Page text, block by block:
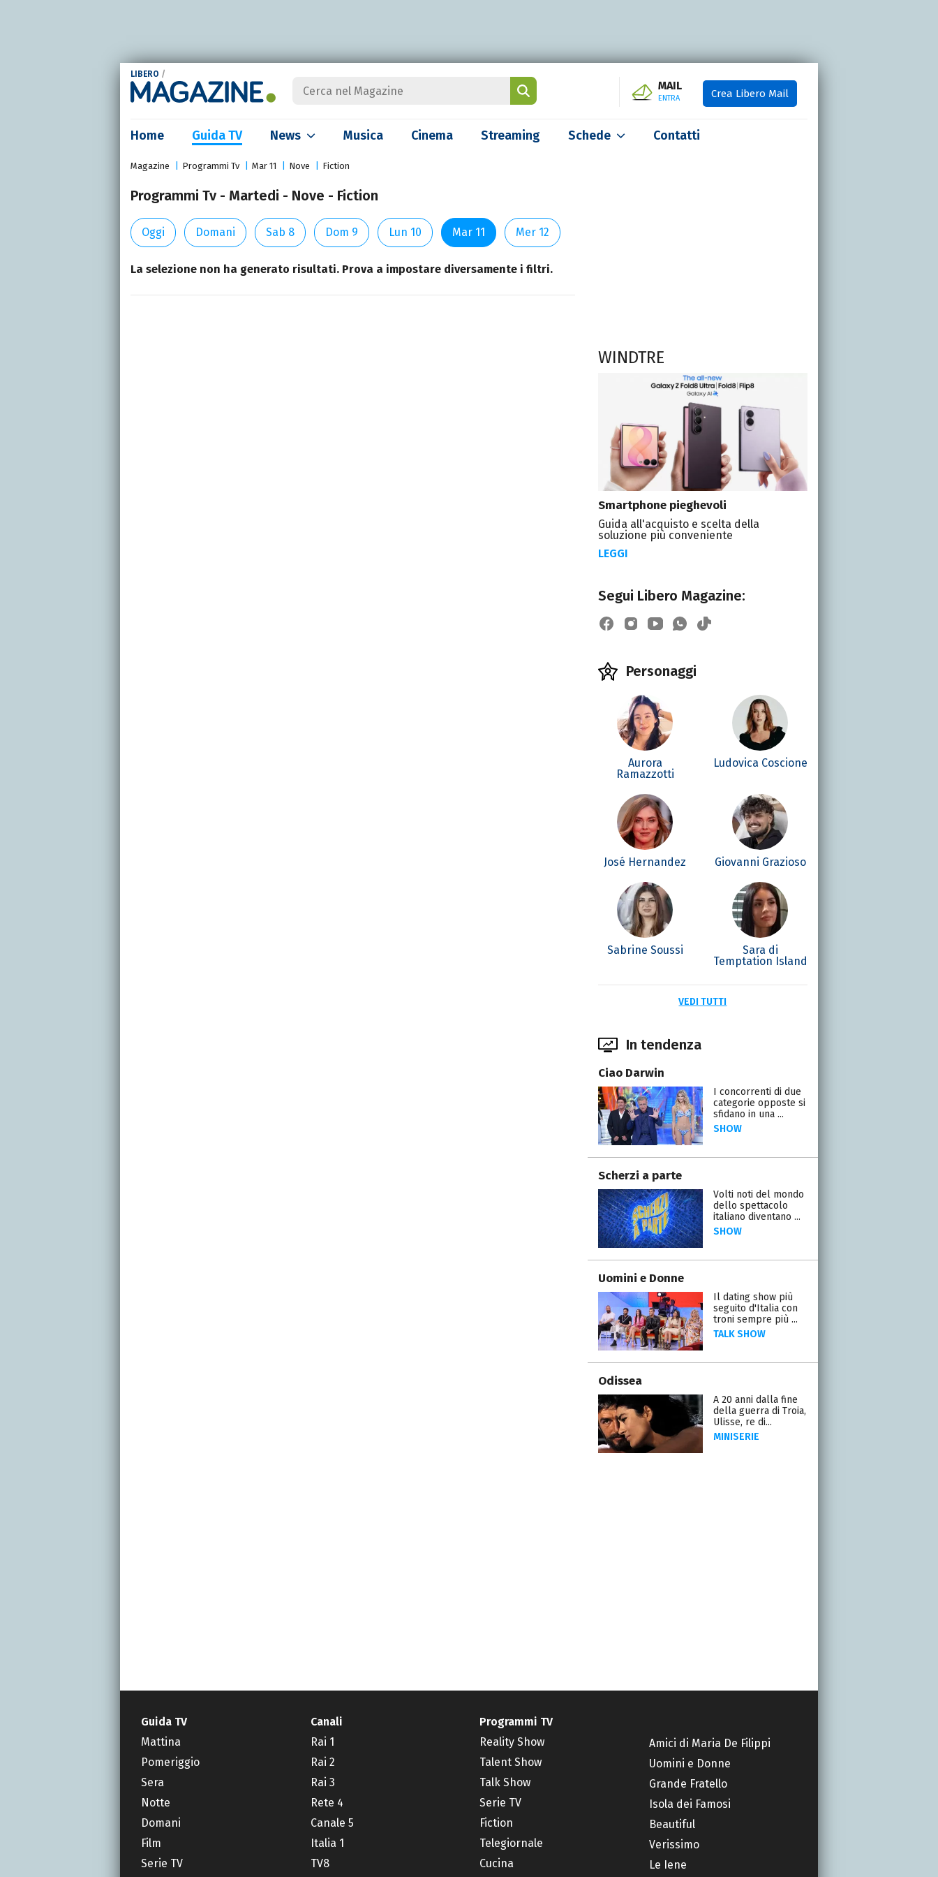
LIBERO /
MAIL
ENTRA Crea Libero Mail
Home Guida TV News Musica Cinema Streaming Schede Contatti
Magazine Programmi Tv Mar 11 Nove Fiction
Programmi Tv - Martedi - Nove - Fiction
Oggi Domani Sab 8 Dom 9 Lun 10 Mar 11 Mer 12
La selezione non ha generato risultati. Prova a impostare diversamente i filtri.
WINDTRE
Smartphone pieghevoli
Guida all'acquisto e scelta della
soluzione più conveniente
LEGGI
Segui Libero Magazine:
Personaggi
Aurora
Ramazzotti
Ludovica Coscione
José Hernandez Giovanni Grazioso
Sabrine Soussi
Sara di
Temptation Island
VEDI TUTTI
In tendenza
Ciao Darwin
I concorrenti di due
categorie opposte si
sfidano in una ...
SHOW
Scherzi a parte
Volti noti del mondo
dello spettacolo
italiano diventano ...
SHOW
Uomini e Donne
Il dating show più
seguito d'Italia con
troni sempre più ...
TALK SHOW
Odissea
A 20 anni dalla fine
della guerra di Troia,
Ulisse, re di...
MINISERIE
Guida TV
Mattina
Pomeriggio
Sera
Notte
Domani
Film
Serie TV
Canali
Rai 1
Rai 2
Rai 3
Rete 4
Canale 5
Italia 1
TV8
Programmi TV
Reality Show
Talent Show
Talk Show
Serie TV
Fiction
Telegiornale
Cucina
Amici di Maria De Filippi
Uomini e Donne
Grande Fratello
Isola dei Famosi
Beautiful
Verissimo
Le Iene